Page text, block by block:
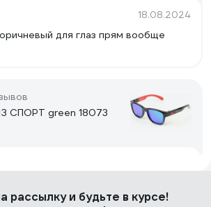
18.08.2024
для глаз прям вообще
СПОРТ green 18073
рассылкуи будьте в курсе!